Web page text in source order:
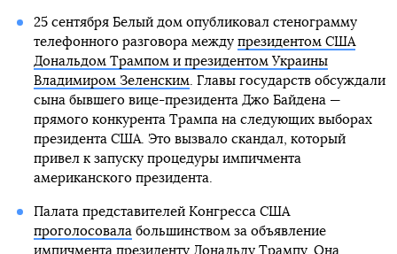
25 сентября Белый дом опубликовал стенограмму
телефонного разговора между президентом США
Дональдом Трампом и президентом Украины
Владимиром Зеленским. Главы государств обсуждали
сына бывшего вице-президента Джо Байдена —
прямого конкурента Трампа на следующих выборах
президента США. Это вызвало скандал, который
привел к запуску процедуры импичмента
американского президента.
Палата представителей Конгресса США
проголосовалабольшинством за объявление
импичмента президенту Дональду Трампу. Она